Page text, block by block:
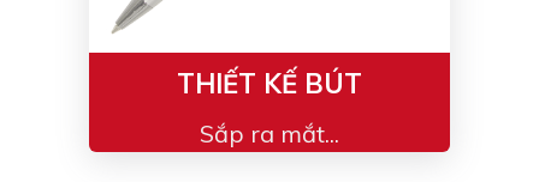
THIẾT KẾ BÚT
Sắp ra mắt...